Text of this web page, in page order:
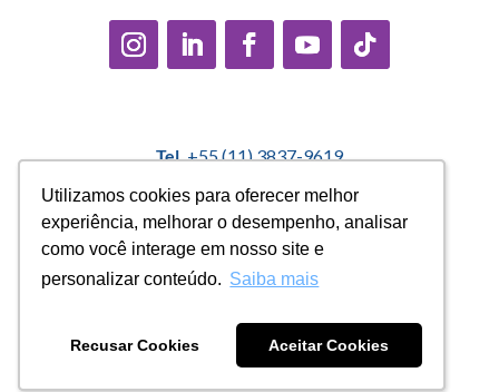
Utilizamos cookies para oferecer melhor
experiência, melhorar o desempenho, analisar
como você interage em nosso site e
personalizar conteúdo. Saiba mais
Recusar Cookies Aceitar Cookies
Utilizamos cookies para oferecer melhor
experiência, melhorar o desempenho, analisar
como você interage em nosso site e
personalizar conteúdo. Saiba mais
Recusar Cookies Aceitar Cookies
Tel.+55 (11) 3837-9619
Política Interna de Proteção de Dados |Encarregado de
Dados: Marcelo Correa |
denuncias@casadopequenocidadao.org.br